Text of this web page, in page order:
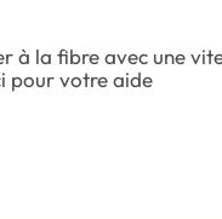
à la fibre avec une
pour votre aide